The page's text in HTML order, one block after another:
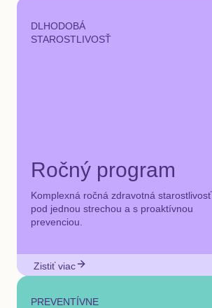
DLHODOBÁ
STAROSTLIVOSŤ
Ročný program
Komplexná ročná zdravotná starostlivosť
pod jednou strechou a s proaktívnou
prevenciou.
Zistiť viac
PREVENTÍVNE